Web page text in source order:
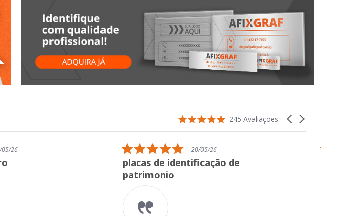
Carousel
4.9
rating
245 Avaliações
5.0
star
rating
20/05/26
placas de identificação de
patrimonio